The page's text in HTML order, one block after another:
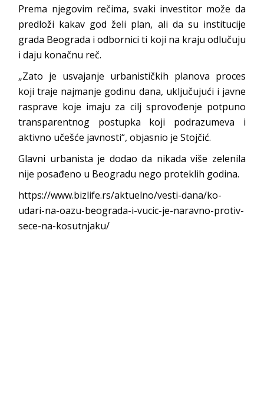
Prema njegovim rečima, svaki investitor može da
predloži kakav god želi plan, ali da su institucije
grada Beograda i odbornici ti koji na kraju odlučuju
i daju konačnu reč.
„Zato je usvajanje urbanističkih planova proces
koji traje najmanje godinu dana, uključujući i javne
rasprave koje imaju za cilj sprovođenje potpuno
transparentnog postupka koji podrazumeva i
aktivno učešće javnosti“, objasnio je Stojčić.
Glavni urbanista je dodao da nikada više zelenila
nije posađeno u Beogradu nego proteklih godina.
https://www.bizlife.rs/aktuelno/vesti-dana/ko-
udari-na-oazu-beograda-i-vucic-je-naravno-protiv-
sece-na-kosutnjaku/